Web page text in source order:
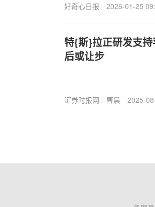
好奇心日报 2026-01-25
特{斯}拉正研发支
后或让步
证券时报网 曹晨 2025-